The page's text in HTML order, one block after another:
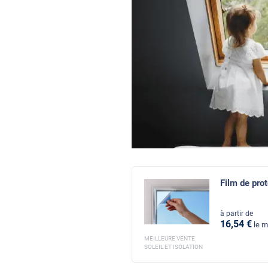
Film de
à partir de
16,54 € le
MEILLEURE VENTE
SOLEIL ET ISOLATION